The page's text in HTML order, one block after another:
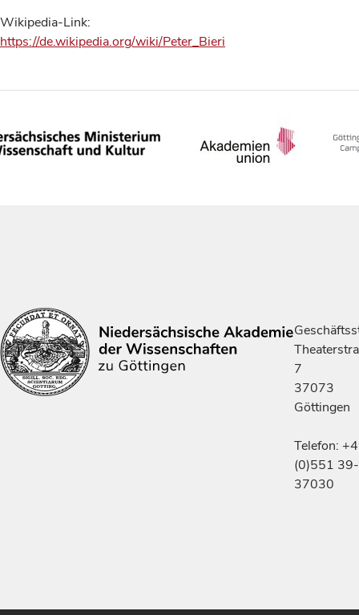
Wikipedia-Link:
https://de.wikipedia.org/wiki/Peter_Bieri
7
37073
Göttingen
Telefon:
(0)551 39-
37030